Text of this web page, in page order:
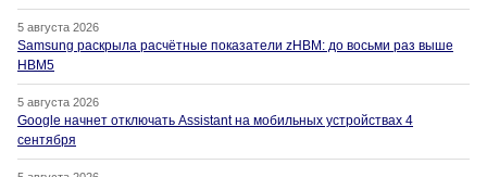
5 августа 2026
Samsung раскрыла расчётные показатели zHBM: до восьми раз выше
HBM5
5 августа 2026
Google начнет отключать Assistant на мобильных устройствах 4
сентября